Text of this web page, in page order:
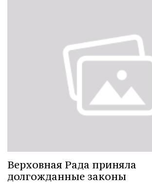
Верховная Рада приняла
долгожданные законы